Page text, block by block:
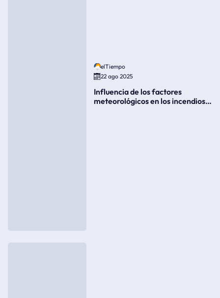
elTiempo
22 ago 2025
Influencia de los factores
meteorológicos en los incendios